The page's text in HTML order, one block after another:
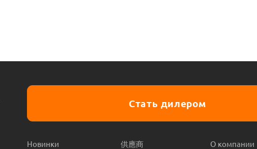
Стать дилером
Новинки 供應商 О компании